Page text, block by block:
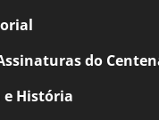
do
e História